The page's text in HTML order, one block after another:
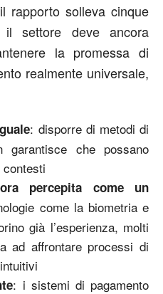
rapporto solleva cinque
settore deve ancora
la promessa di
realmente universale,
: disporre di metodi di
garantisce che possano
percepita come un
come la biometria e
già l’esperienza, molti
ad affrontare processi di
: i sistemi di pagamento